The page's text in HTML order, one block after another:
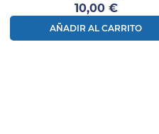
Precio
10,00 €
AÑADIR AL CARRITO